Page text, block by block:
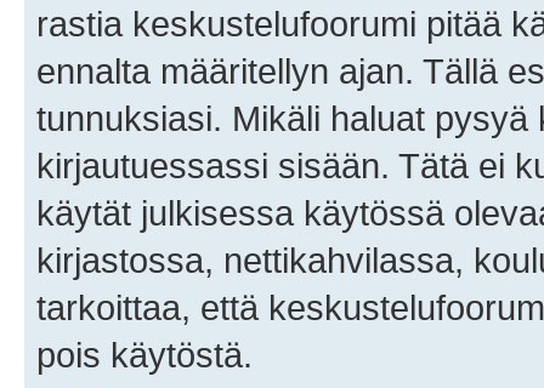
rastia keskustelufoorumi pitää
ennalta määritellyn ajan. Tällä
tunnuksiasi. Mikäli haluat
kirjautuessassi sisään. Tätä ei
käytät julkisessa käytössä
kirjastossa, nettikahvilassa,
tarkoittaa, että
pois käytöstä.